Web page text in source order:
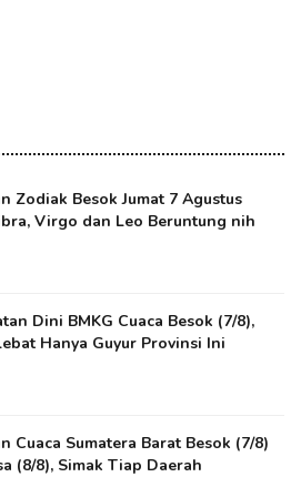
Zodiak Besok Jumat 7 Agustus
Virgo dan Leo Beruntung nih
Dini BMKG Cuaca Besok (7/8),
Hanya Guyur Provinsi Ini
Cuaca Sumatera Barat Besok (7/8)
(8/8), Simak Tiap Daerah